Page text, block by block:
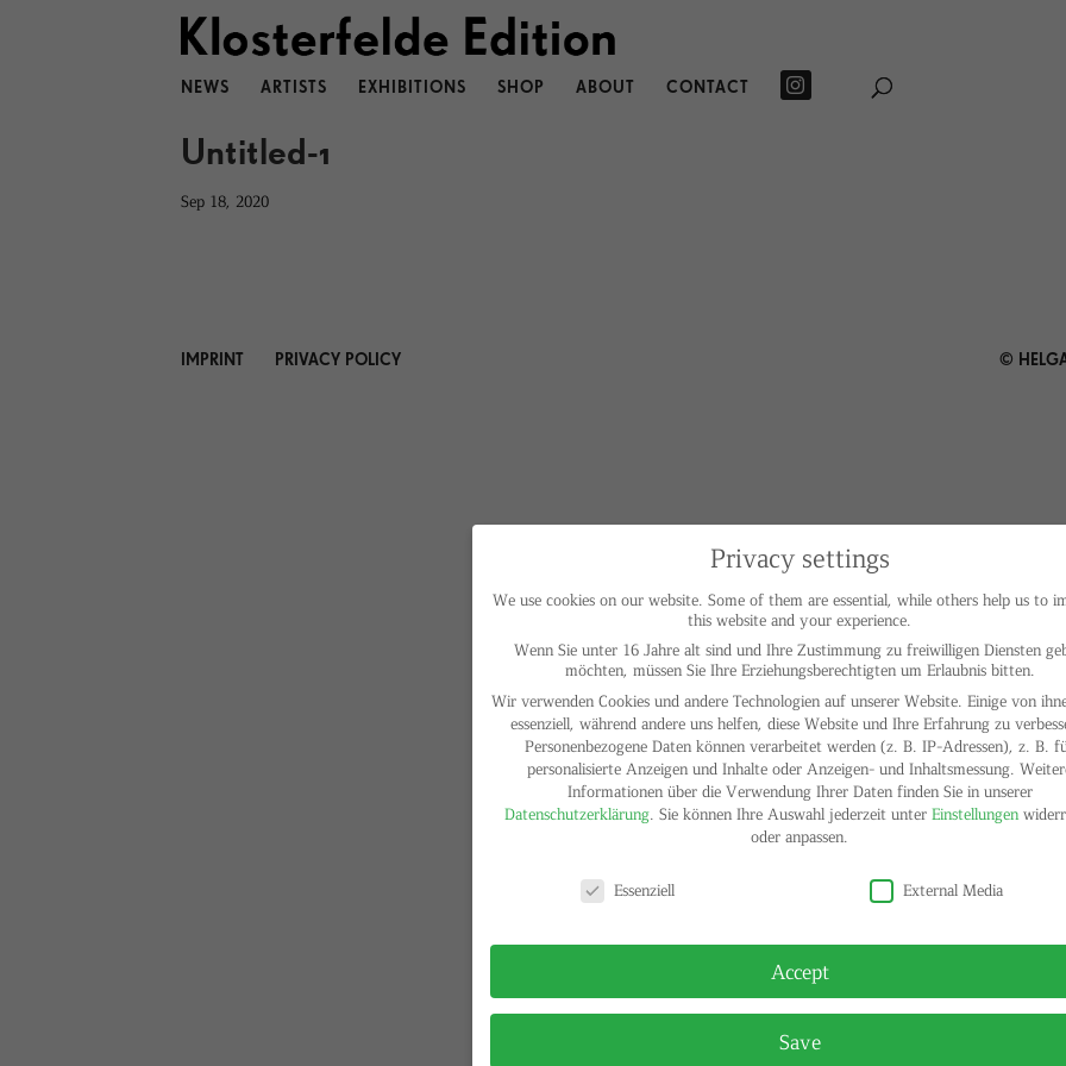
NEWS ARTISTS EXHIBITIONS SHOP ABOUT CONTACT
Untitled-1
Sep 18, 2020
IMPRINT PRIVACY POLICY © HELGA
Privacy settings
We use cookies on our website. Some of them are essential, while others help us to
this website and your experience.
Wenn Sie unter 16 Jahre alt sind und Ihre Zustimmung zu freiwilligen Diensten
möchten, müssen Sie Ihre Erziehungsberechtigten um Erlaubnis bitten.
Wir verwenden Cookies und andere Technologien auf unserer Website. Einige von
essenziell, während andere uns helfen, diese Website und Ihre Erfahrung zu
Personenbezogene Daten können verarbeitet werden (z. B. IP-Adressen), z. B.
personalisierte Anzeigen und Inhalte oder Anzeigen- und Inhaltsmessung.
Informationen über die Verwendung Ihrer Daten finden Sie in unserer
Datenschutzerklärung. Sie können Ihre Auswahl jederzeit unter Einstellungen
oder anpassen.
Essenziell
External Media
Accept
Save